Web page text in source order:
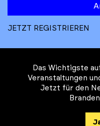
JETZT REGISTRIEREN
©
Das Wichtigste
Veranstaltungen
Jetzt für den